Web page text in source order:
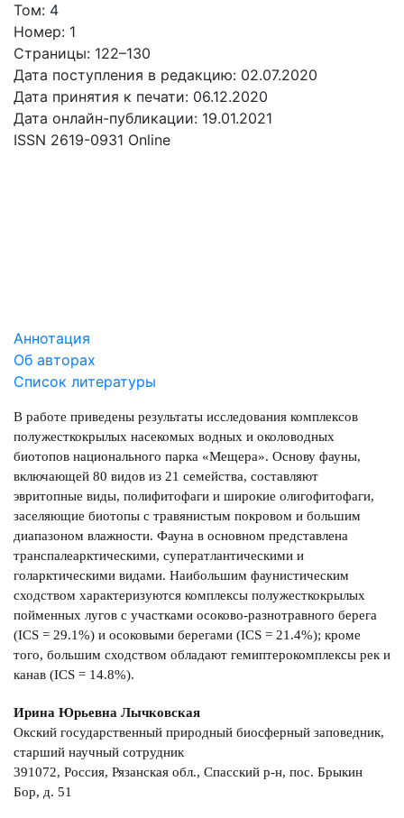
Том: 4
Номер: 1
Страницы: 122–130
Дата поступления в редакцию: 02.07.2020
Дата принятия к печати: 06.12.2020
Дата онлайн-публикации: 19.01.2021
ISSN 2619-0931 Online
Аннотация
Об авторах
Список литературы
В работе приведены результаты исследования комплексов
полужесткокрылых насекомых водных и околоводных
биотопов национального парка «Мещера». Основу фауны,
включающей 80 видов из 21 семейства, составляют
эвритопные виды, полифитофаги и широкие олигофитофаги,
заселяющие биотопы с травянистым покровом и большим
диапазоном влажности. Фауна в основном представлена
транспалеарктическими, суператлантическими и
голарктическими видами. Наибольшим фаунистическим
сходством характеризуются комплексы полужесткокрылых
пойменных лугов с участками осоково-разнотравного берега
(ICS = 29.1%) и осоковыми берегами (ICS = 21.4%); кроме
того, большим сходством обладают гемиптерокомплексы рек и
канав (ICS = 14.8%).
Ирина Юрьевна Лычковская
Окский государственный природный биосферный заповедник,
старший научный сотрудник
391072, Россия, Рязанская обл., Спасский р-н, пос. Брыкин
Бор, д. 51